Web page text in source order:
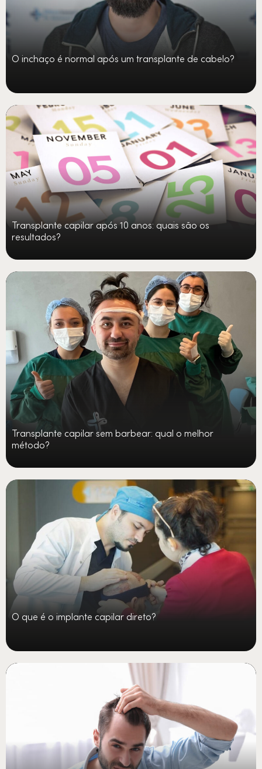
O inchaço é normal após um transplante de cabelo?
Transplante capilar após 10 anos: quais são os
resultados?
Transplante capilar sem barbear: qual o melhor
método?
O que é o implante capilar direto?